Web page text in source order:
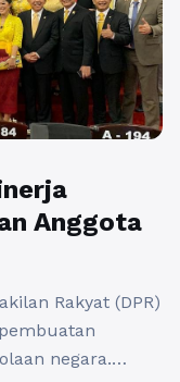
Anggota
Rakyat (DPR)
negara.